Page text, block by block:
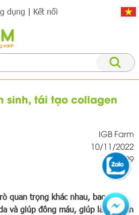
dụng | Kết nối
sinh, tái tạo collagen
IGB Farm
10/11/2022
699
quan trọng khác nhau, bao gồm
và giúp đông máu, giúp làn da săn